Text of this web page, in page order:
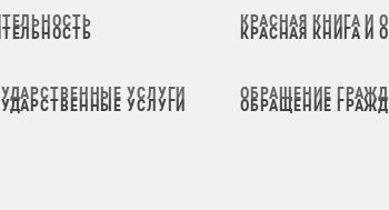
КРАСНАЯ КНИГА И
УСЛУГИ ОБРАЩЕНИЕ